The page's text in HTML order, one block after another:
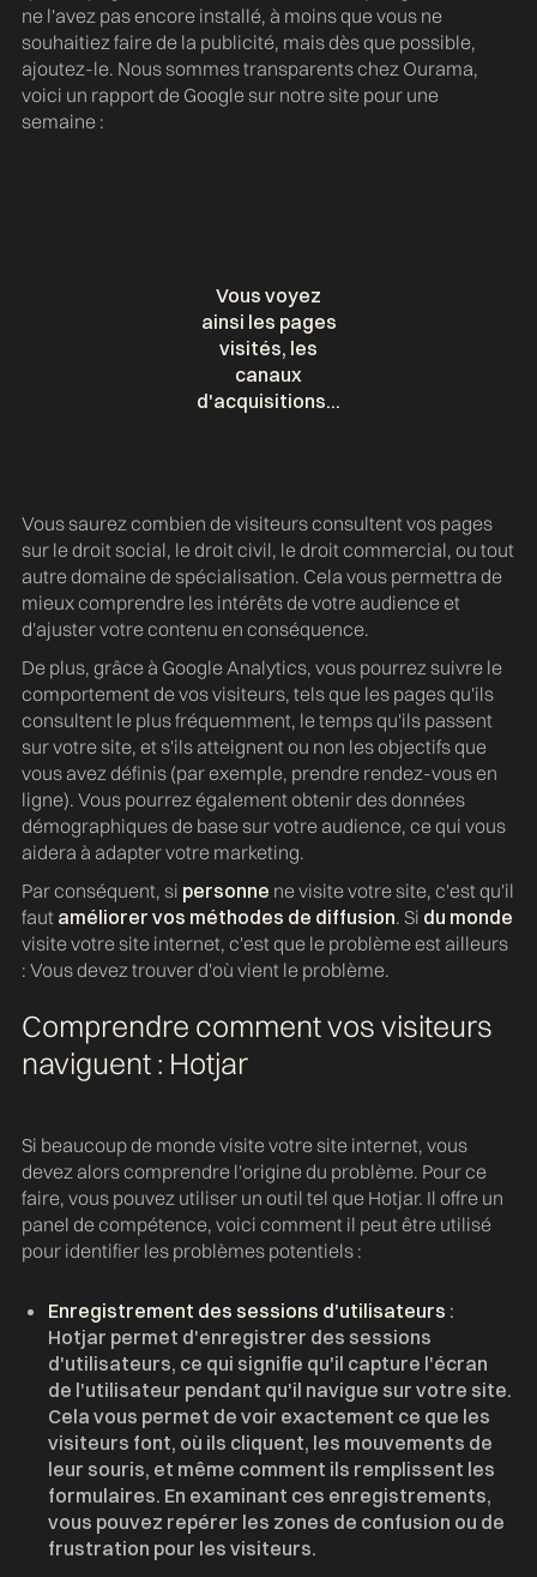
ne l'avez pas encore installé, à moins que vous ne
souhaitiez faire de la publicité, mais dès que possible,
ajoutez-le. Nous sommes transparents chez Ourama,
voici un rapport de Google sur notre site pour une
semaine :
Vous voyez
ainsi les pages
visités, les
canaux
d'acquisitions...
Vous saurez combien de visiteurs consultent vos pages
sur le droit social, le droit civil, le droit commercial, ou tout
autre domaine de spécialisation. Cela vous permettra de
mieux comprendre les intérêts de votre audience et
d'ajuster votre contenu en conséquence.
De plus, grâce à Google Analytics, vous pourrez suivre le
comportement de vos visiteurs, tels que les pages qu'ils
consultent le plus fréquemment, le temps qu'ils passent
sur votre site, et s'ils atteignent ou non les objectifs que
vous avez définis (par exemple, prendre rendez-vous en
ligne). Vous pourrez également obtenir des données
démographiques de base sur votre audience, ce qui vous
aidera à adapter votre marketing.
Par conséquent, si personne ne visite votre site, c'est qu'il
faut améliorer vos méthodes de diffusion. Si du monde
visite votre site internet, c'est que le problème est ailleurs
: Vous devez trouver d'où vient le problème.
Comprendre comment vos visiteurs
naviguent : Hotjar
Si beaucoup de monde visite votre site internet, vous
devez alors comprendre l'origine du problème. Pour ce
faire, vous pouvez utiliser un outil tel que Hotjar. Il offre un
panel de compétence, voici comment il peut être utilisé
pour identifier les problèmes potentiels :
Enregistrement des sessions d'utilisateurs :
Hotjar permet d'enregistrer des sessions
d'utilisateurs, ce qui signifie qu'il capture l'écran
de l'utilisateur pendant qu'il navigue sur votre site.
Cela vous permet de voir exactement ce que les
visiteurs font, où ils cliquent, les mouvements de
leur souris, et même comment ils remplissent les
formulaires. En examinant ces enregistrements,
vous pouvez repérer les zones de confusion ou de
frustration pour les visiteurs.